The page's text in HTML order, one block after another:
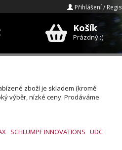
Přihlášení /
E-mail
Heslo
Košík
Prázdný :(
zboží je skladem (kromě
výběr, nízké ceny. Prodáváme
SCHLUMPF INNOVATIONS UDC